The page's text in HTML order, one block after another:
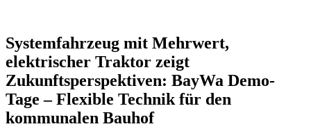
Systemfahrzeug mit Mehrwert,
elektrischer Traktor zeigt
Zukunftsperspektiven: BayWa Demo-
Tage – Flexible Technik für den
kommunalen Bauhof